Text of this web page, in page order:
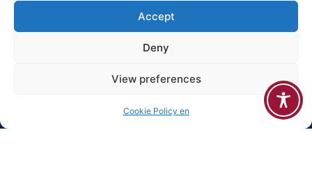
Accept
Deny
View preferences
Cookie Policy en